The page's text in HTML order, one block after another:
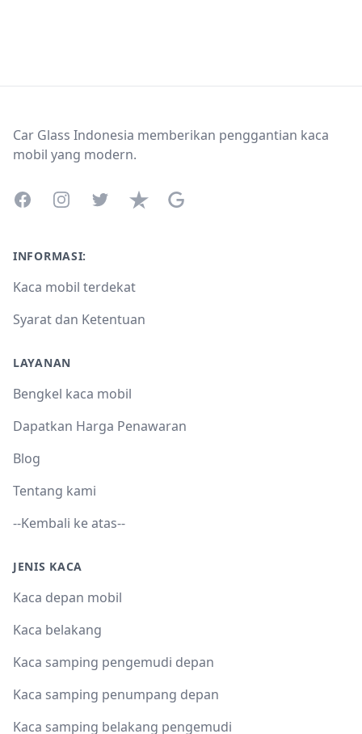
Car Glass Indonesia memberikan penggantian kaca
mobil yang modern.
FacebookInstagramTwitterTrustpilotGoogle Business Profile
INFORMASI:
Kaca mobil terdekat
Syarat dan Ketentuan
LAYANAN
Bengkel kaca mobil
Dapatkan Harga Penawaran
Blog
Tentang kami
--Kembali ke atas--
JENIS KACA
Kaca depan mobil
Kaca belakang
Kaca samping pengemudi depan
Kaca samping penumpang depan
Kaca samping belakang pengemudi